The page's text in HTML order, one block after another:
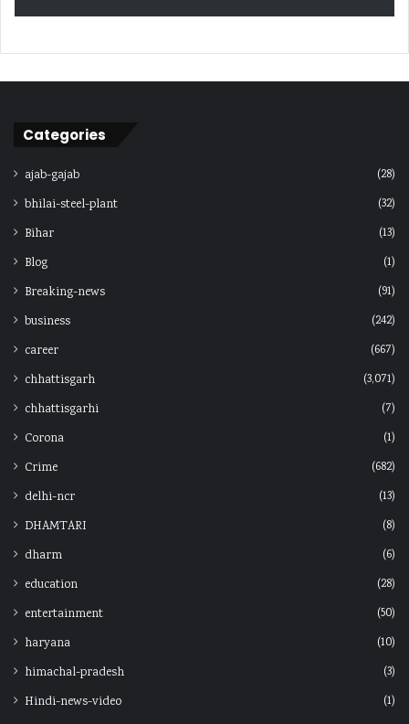
Categories
ajab-gajab
(28)
bhilai-steel-plant
(32)
Bihar
(13)
Blog
(1)
Breaking-news
(91)
business
(242)
career
(667)
chhattisgarh
(3,071)
chhattisgarhi
(7)
Corona
(1)
Crime
(682)
delhi-ncr
(13)
DHAMTARI
(8)
dharm
(6)
education
(28)
entertainment
(50)
haryana
(10)
himachal-pradesh
(3)
Hindi-news-video
(1)